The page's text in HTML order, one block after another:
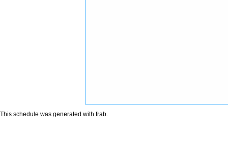
This schedule was generated with frab.